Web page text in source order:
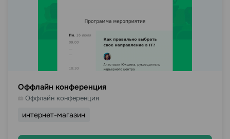
Оффлайн конференция
Оффлайн конференция
интернет-магазин